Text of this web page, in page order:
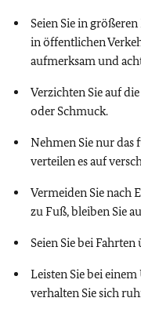
Seien Sie in
in öffentlichen
aufmerksam und
Verzichten Sie auf
oder Schmuck.
Nehmen Sie nur das
verteilen es auf
Vermeiden Sie nach
zu Fuß, bleiben Sie
Seien Sie bei
Leisten Sie bei
verhalten Sie sich